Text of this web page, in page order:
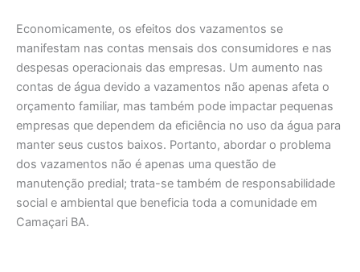
Economicamente, os efeitos dos vazamentos se
manifestam nas contas mensais dos consumidores e nas
despesas operacionais das empresas. Um aumento nas
contas de água devido a vazamentos não apenas afeta o
orçamento familiar, mas também pode impactar pequenas
empresas que dependem da eficiência no uso da água para
manter seus custos baixos. Portanto, abordar o problema
dos vazamentos não é apenas uma questão de
manutenção predial; trata-se também de responsabilidade
social e ambiental que beneficia toda a comunidade em
Camaçari BA.